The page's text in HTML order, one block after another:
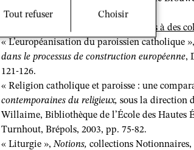
5) Chapitres d’ouvrages, contributions à des
« L’européanisation du paroissien catholique »,
dans le processus de construction européenne,
121-126.
« Religion catholique et paroisse : une
contemporaines du religieux, sous la direction
Willaime, Bibliothèque de l’École des Hautes
Turnhout, Brépols, 2003, pp. 75-82.
« Liturgie »,Notions, collections
Tout refuser Choisir